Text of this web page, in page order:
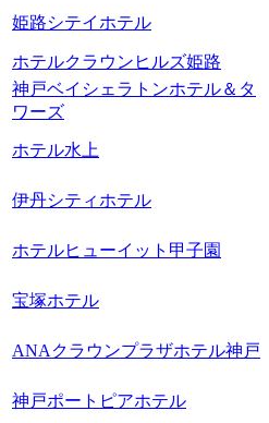
姫路シテイホテル
ホテルクラウンヒルズ姫路
神戸ベイシェラトンホテル＆タ
ワーズ
ホテル水上
伊丹シティホテル
ホテルヒューイット甲子園
宝塚ホテル
ANAクラウンプラザホテル神戸
神戸ポートピアホテル